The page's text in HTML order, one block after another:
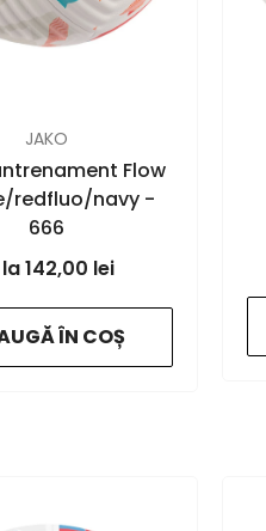
JAKO
Flow
redfluo/navy -
666
142,00 lei
ÎN COȘ